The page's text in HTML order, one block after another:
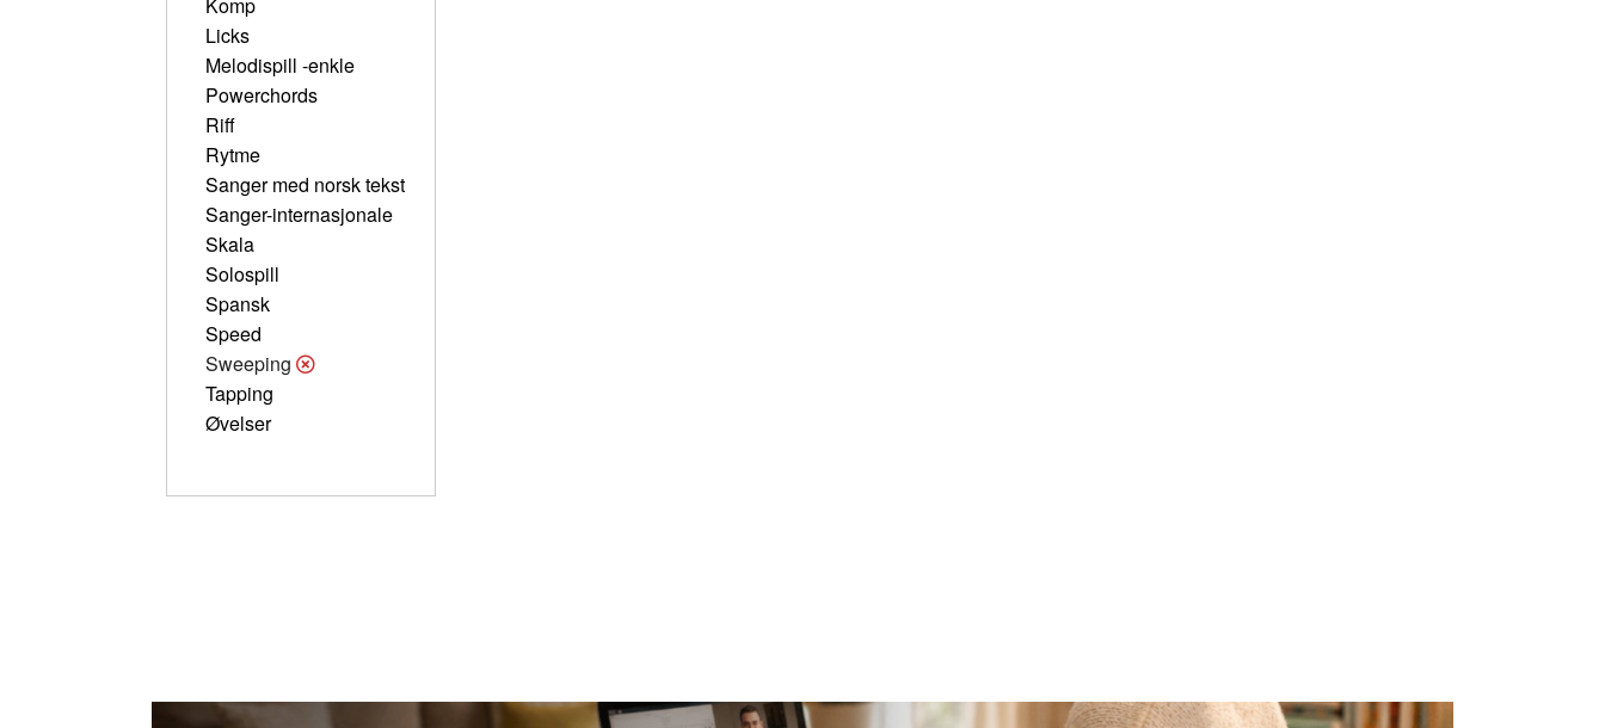
Komp
Licks
Melodispill -enkle
Powerchords
Riff
Rytme
Sanger med norsk tekst
Sanger-internasjonale
Skala
Solospill
Spansk
Speed
Sweeping
Tapping
Øvelser